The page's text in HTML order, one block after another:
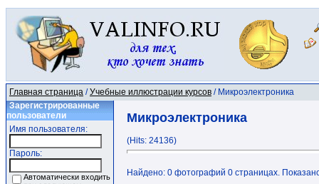
Главная страница /Учебные иллюстрации курсов / Микроэлектроника
Зарегистрированные
пользователи
Имя пользователя:
Пароль:
Автоматически входить
Микроэлектроника
(Hits: 24136)
Найдено: 0 фотографий 0 страницах.